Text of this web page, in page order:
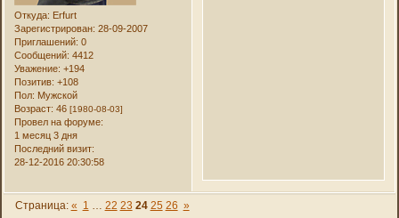
Откуда: Erfurt
Зарегистрирован: 28-09-2007
Приглашений: 0
Сообщений: 4412
Уважение: +194
Позитив: +108
Пол: Мужской
Возраст: 46[1980-08-03]
Провел на форуме:
1 месяц 3 дня
Последний визит:
28-12-2016 20:30:58
Страница: « 1 … 22 23 24 25 26 »